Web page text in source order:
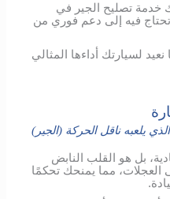
خدمة تصليح الجير في
فيه إلى دعم فوري من
نعيد لسيارتك أداءها
المثالي
يلعبه ناقل الحركة (الجير)
بل هو القلب النابض
العجلات، مما يمنحك تحكمًا